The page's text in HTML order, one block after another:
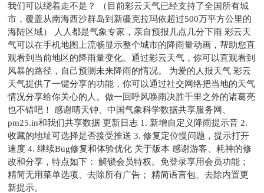
我们可以绕着走不是？ （目前彩云天气已经支持了全国所有城
市，覆盖从南海西沙群岛到新疆克拉玛依超过500万平方公里的
海陆区域） 人人都是气象专家，亲自预报几点几分下雨 彩云天
气可以在手机地图上流畅显示整个城市的降雨量动画，帮助您直
观看到当前地区的降雨量变化。通过彩云天气，你可以直观看到
风暴的路径，自己预测未来降雨的情况。 为爱的人报天气 彩云
天气提供了一键分享的功能，你可以通过社交网络把当地的天气
情况分享给你关心的人。做一回呼风唤雨决胜千里之外的诸葛亮
也不错吧！ 感谢晴天钟、中国气象科学数据共享服务网、
pm25.in和我们共享数据 更新日志 1. 新增自定义降雨提示音 2.
收藏的地址可选择是否接受推送 3. 修复定位慢问题，提示打开
速度 4. 继续Bug修复和体验优化 关于版本 感谢游客、耗神的修
改和分享，特点如下： 解锁会员特权。免登录享用会员功能；
精简无用菜单选项、去除所有广告； 精简语言包、去除内置更
新提示。